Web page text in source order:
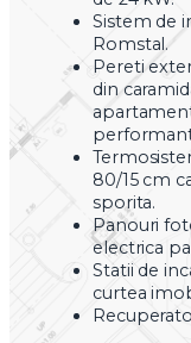
Sistem de
Romstal.
Pereti
din
80/15 cm
sporita.
Panouri
electrica
Statii de
curtea